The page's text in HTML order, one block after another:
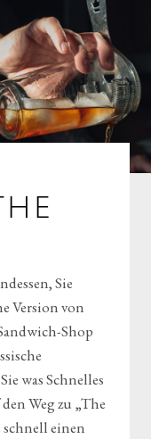
Sie
Version von
Shop
was Schnelles
Weg zu „The
schnell einen